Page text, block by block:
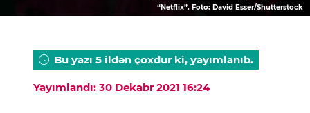
“Netflix”. Foto: David Esser/Shutterstock
Bu yazı 5 ildən çoxdur ki, yayımlanıb.
Yayımlandı: 30 Dekabr 2021 16:24